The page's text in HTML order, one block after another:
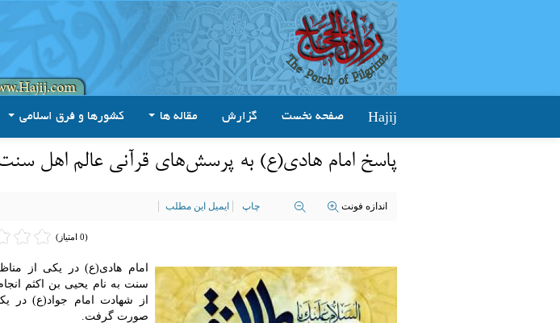
Hajij صفحه نخست گزارش مقاله ها کشورها و فرق اسلامی
پاسخ‌ امام هادی(ع) به پرسش‌های قرآنی عالم اهل
اندازه فونت چاپ ایمیل این مطلب
(0 امتیاز)
امام هادی(ع) در یکی از
سنت به نام یحیی بن اکثم
از شهادت امام جواد(ع) در
صورت گرفت.